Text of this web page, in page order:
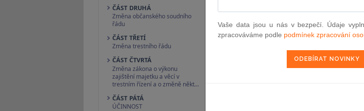
ČÁST DRUHÁ
Změna občanského soudního
řádu
ČÁST TŘETÍ
Změna trestního řádu
ČÁST ČTVRTÁ
Změna zákona o výkonu
zajištění majetku a věcí v
trestním řízení a o změně někt…
ČÁST PÁTÁ
ÚČINNOST
kterým se mění zákon č. 117/
pozdějších předpisů, zákon č.
pozdějších předpisů, zákon
(trestní řád), ve znění
výkonu zajištění majetku a
Parlament se usnesl na tomto
Vaše data jsou u nás v bezpečí. Údaje
zpracováváme podle podmínek zpracování